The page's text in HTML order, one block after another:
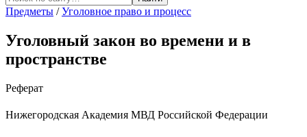
Предметы /Уголовное право и процесс
Уголовный закон во времени и в
пространстве
Реферат
Нижегородская Академия МВД Российской Федерации